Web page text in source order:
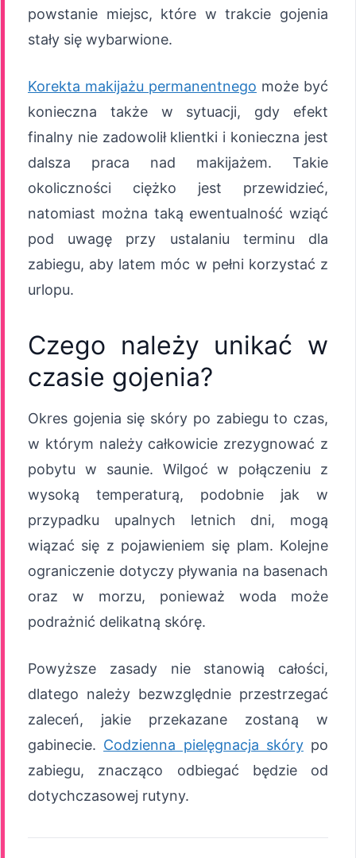
powstanie miejsc, które w trakcie gojenia
stały się wybarwione.
Korekta makijażu permanentnego może być
konieczna także w sytuacji, gdy efekt
finalny nie zadowolił klientki i konieczna jest
dalsza praca nad makijażem. Takie
okoliczności ciężko jest przewidzieć,
natomiast można taką ewentualność wziąć
pod uwagę przy ustalaniu terminu dla
zabiegu, aby latem móc w pełni korzystać z
urlopu.
Czego należy unikać w
czasie gojenia?
Okres gojenia się skóry po zabiegu to czas,
w którym należy całkowicie zrezygnować z
pobytu w saunie. Wilgoć w połączeniu z
wysoką temperaturą, podobnie jak w
przypadku upalnych letnich dni, mogą
wiązać się z pojawieniem się plam. Kolejne
ograniczenie dotyczy pływania na basenach
oraz w morzu, ponieważ woda może
podrażnić delikatną skórę.
Powyższe zasady nie stanowią całości,
dlatego należy bezwzględnie przestrzegać
zaleceń, jakie przekazane zostaną w
gabinecie. Codzienna pielęgnacja skórypo
zabiegu, znacząco odbiegać będzie od
dotychczasowej rutyny.